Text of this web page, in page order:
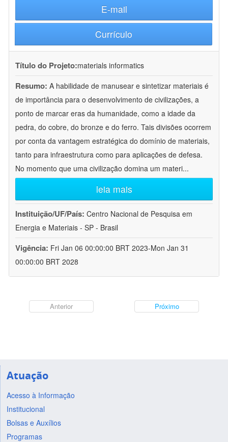
E-mail
Currículo
Título do Projeto:materials informatics
Resumo: A habilidade de manusear e sintetizar materiais é
de importância para o desenvolvimento de civilizações, a
ponto de marcar eras da humanidade, como a idade da
pedra, do cobre, do bronze e do ferro. Tais divisões ocorrem
por conta da vantagem estratégica do domínio de materiais,
tanto para infraestrutura como para aplicações de defesa.
No momento que uma civilização domina um materi...
leia mais
Instituição/UF/País: Centro Nacional de Pesquisa em
Energia e Materiais - SP - Brasil
Vigência: Fri Jan 06 00:00:00 BRT 2023-Mon Jan 31
00:00:00 BRT 2028
Anterior Próximo
Atuação
Acesso à Informação
Institucional
Bolsas e Auxílios
Programas